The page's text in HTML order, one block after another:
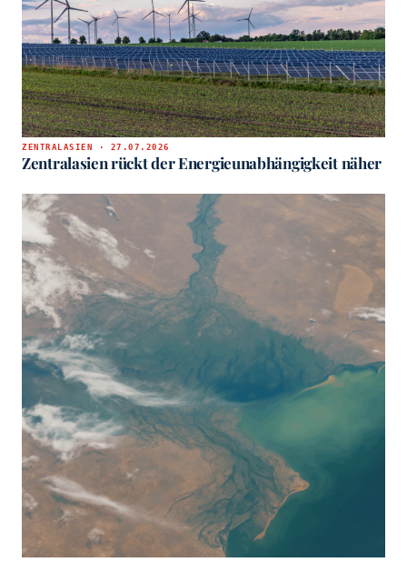
ZENTRALASIEN · 27.07.2026
Zentralasien rückt der Energieunabhängigkeit näher